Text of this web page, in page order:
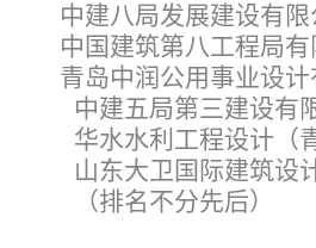
中建八局发展建设有限
中国建筑第八工程局有
青岛中润公用事业设计
中建五局第三建设有
华水水利工程设计（
山东大卫国际建筑设
（排名不分先后）